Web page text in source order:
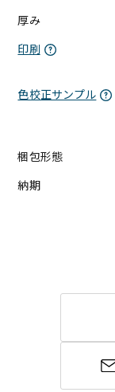
厚み
印刷
色校正サンプル
梱包形態
納期